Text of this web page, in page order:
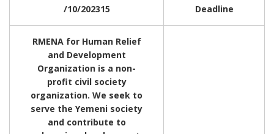
/10/202315 Deadline
RMENA for Human Relief
and Development
Organization is a non-
profit civil society
organization. We seek to
serve the Yemeni society
and contribute to